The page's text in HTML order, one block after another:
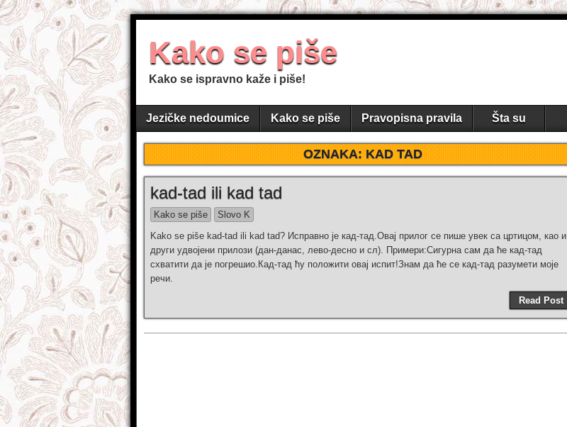
Kako se piše
Kako se ispravno kaže i piše!
Jezičke nedoumice Kako se piše Pravopisna pravila Šta su
OZNAKA:KAD TAD
kad-tad ili kad tad
Kako se piše
Slovo K
Kako se piše kad-tad ili kad tad? Исправно је кад-тад.Овај прилог се пише увек са цртицом, као и
други удвојени прилози (дан-данас, лево-десно и сл). Примери:Сигурна сам да ће кад-тад
схватити да је погрешио.Кад-тад ћу положити овај испит!Знам да ће се кад-тад разумети моје
речи.
Read Post